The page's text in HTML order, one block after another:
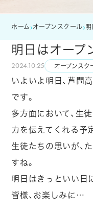
ホーム ›オープンスクール› 明
明日はオープ
2024.10.25 オープンスク
いよいよ明日、芦間
です。
多方面において、生
力を伝えてくれる予
生徒たちの思いが、
すね。
明日はきっといい日
皆様、お楽しみに…